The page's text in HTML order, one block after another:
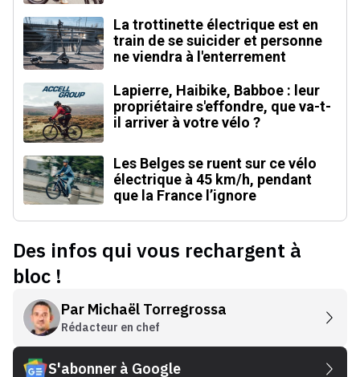
La trottinette électrique est en
train de se suicider et personne
ne viendra à l'enterrement
Lapierre, Haibike, Babboe : leur
propriétaire s'effondre, que va-t-
il arriver à votre vélo ?
Les Belges se ruent sur ce vélo
électrique à 45 km/h, pendant
que la France l’ignore
Des infos qui vous rechargent à
bloc !
Par Michaël Torregrossa
Rédacteur en chef
S'abonner à Google